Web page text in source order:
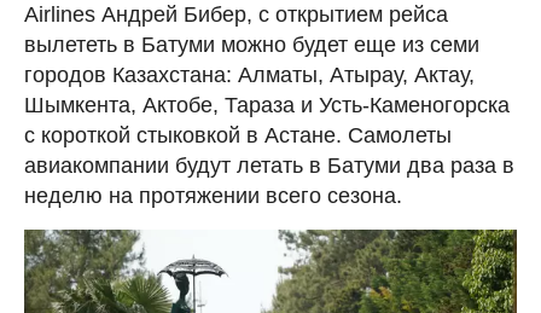
Airlines Андрей Бибер, с открытием рейса
вылететь в Батуми можно будет еще из семи
городов Казахстана: Алматы, Атырау, Актау,
Шымкента, Актобе, Тараза и Усть-Каменогорска
с короткой стыковкой в Астане. Самолеты
авиакомпании будут летать в Батуми два раза в
неделю на протяжении всего сезона.